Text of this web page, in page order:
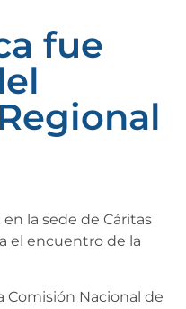
fue
la sede de Cáritas
el encuentro de la
Comisión Nacional de